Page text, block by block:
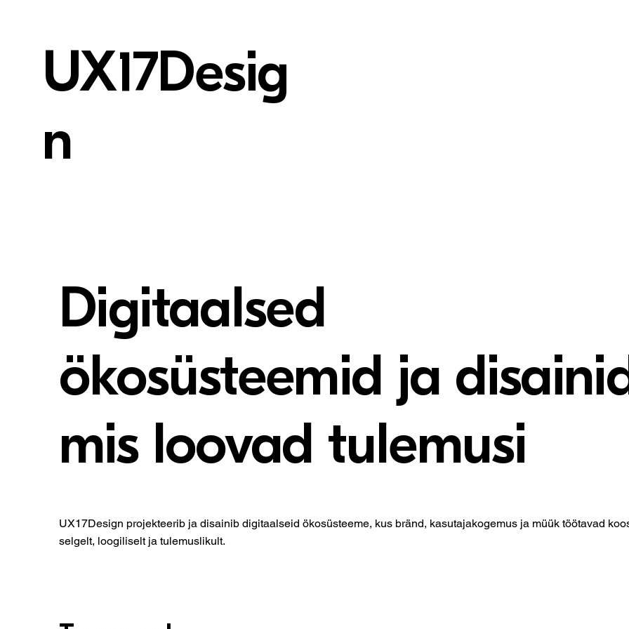
UX17Desig
n
Digitaalsed
ökosüsteemid ja
mis loovad tulemusi
UX17Design projekteerib ja disainib digitaalseid ökosüsteeme, kus bränd, kasutajakogemus ja müük töötavad
selgelt, loogiliselt ja tulemuslikult.